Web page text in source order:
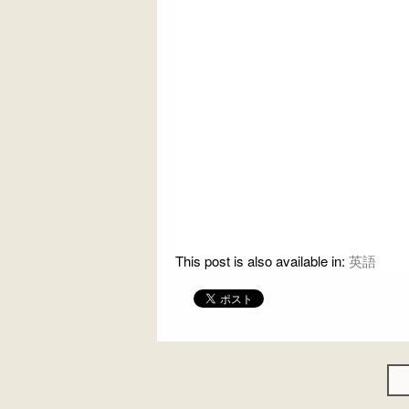
This post is also available in: 英語